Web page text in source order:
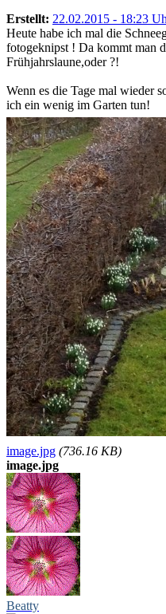
Erstellt: 22.02.2015 - 18:23
Heute habe ich mal die
fotogeknipst ! Da kommt man
Frühjahrslaune,oder ?!
Wenn es die Tage mal wieder
ich ein wenig im Garten tun!
image.jpg (736.16 KB)
image.jpg
Beatty